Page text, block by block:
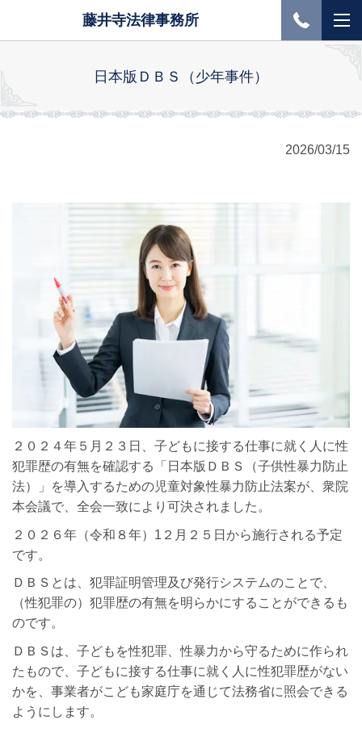
藤井寺法律事務所
日本版ＤＢＳ（少年事件）
2026/03/15
２０２４年５月２３日、子どもに接する仕事に就く人に性
犯罪歴の有無を確認する「日本版ＤＢＳ（子供性暴力防止
法）」を導入するための児童対象性暴力防止法案が、衆院
本会議で、全会一致により可決されました。
２０２６年（令和８年）1２月２５日から施行される予定
です。
ＤＢＳとは、犯罪証明管理及び発行システムのことで、
（性犯罪の）犯罪歴の有無を明らかにすることができるも
のです。
ＤＢＳは、子どもを性犯罪、性暴力から守るために作られ
たもので、子どもに接する仕事に就く人に性犯罪歴がない
かを、事業者がこども家庭庁を通じて法務省に照会できる
ようにします。